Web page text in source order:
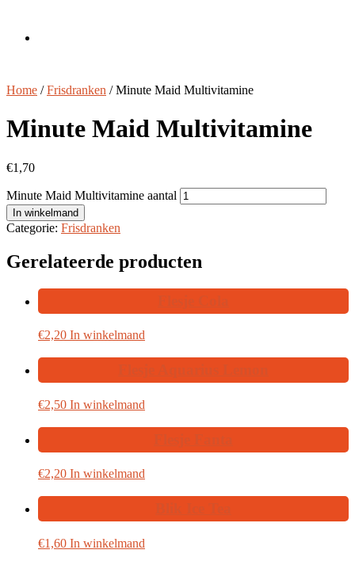
Home /Frisdranken / Minute Maid Multivitamine
Minute Maid Multivitamine
€1,70
Minute Maid Multivitamine aantal
In winkelmand
Categorie: Frisdranken
Gerelateerde producten
€2,20 In winkelmand
€2,50 In winkelmand
€2,20 In winkelmand
€1,60 In winkelmand